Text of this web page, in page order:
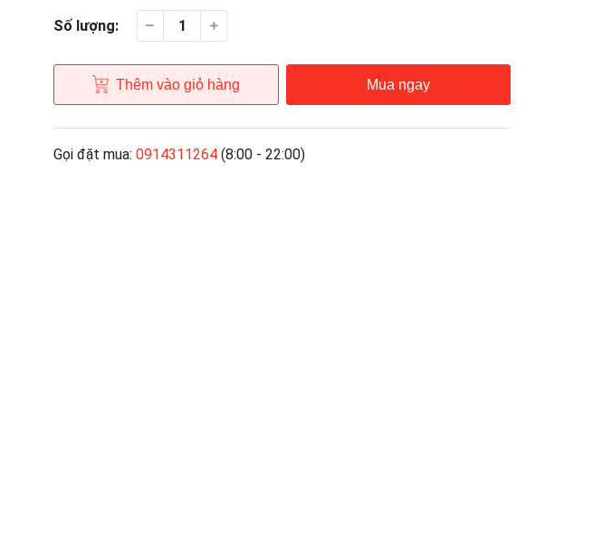
Số lượng:
Thêm vào giỏ hàng Mua ngay
Gọi đặt mua: 0914311264 (8:00 - 22:00)